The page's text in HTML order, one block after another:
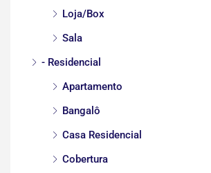
Loja/Box
Sala
- Residencial
Apartamento
Bangalô
Casa Residencial
Cobertura